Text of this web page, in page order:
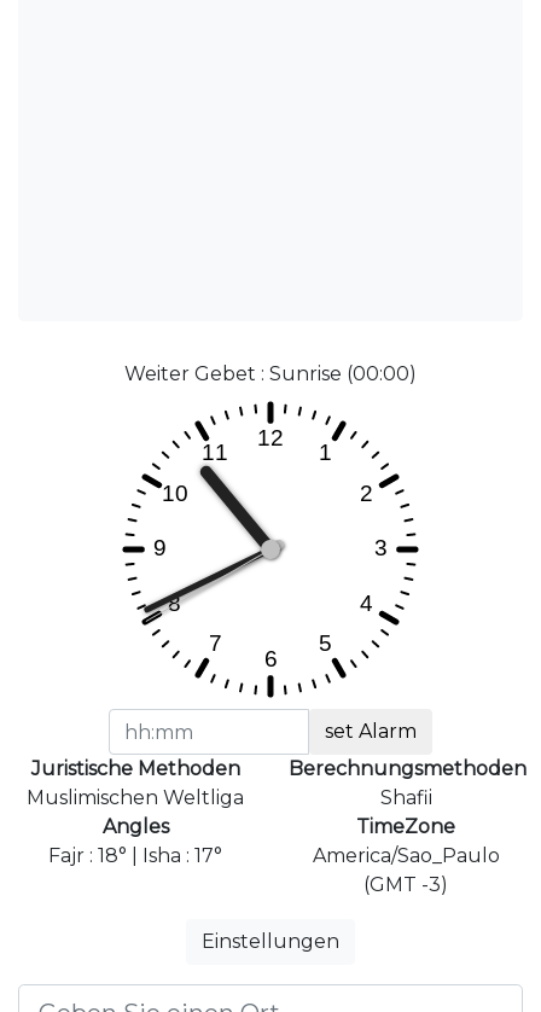
Weiter Gebet : Sunrise (00:00)
set Alarm
Juristische Methoden
Muslimischen Weltliga
Berechnungsmethoden
Shafii
Angles
Fajr : 18° | Isha : 17°
TimeZone
America/Sao_Paulo
(GMT -3)
Einstellungen